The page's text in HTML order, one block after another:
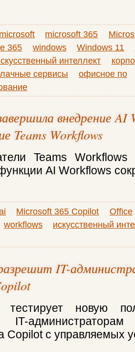
microsoft microsoft 365
365 windows Windows 11
интеллект
сервисы
офисное по
внедрение AI
Teams Workflows
Teams
AI Workflows
Microsoft 365 Copilot
Office
workflows
искусственный
IT-
тестирует новую
IT-
Copilot с управляемых